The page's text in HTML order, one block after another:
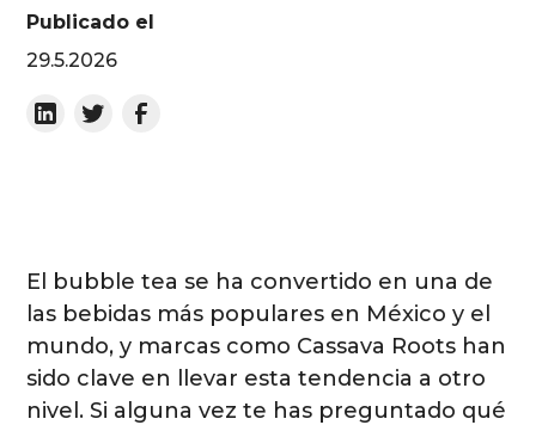
Publicado el
29.5.2026
El bubble tea se ha convertido en una de
las bebidas más populares en México y el
mundo, y marcas como Cassava Roots han
sido clave en llevar esta tendencia a otro
nivel. Si alguna vez te has preguntado qué